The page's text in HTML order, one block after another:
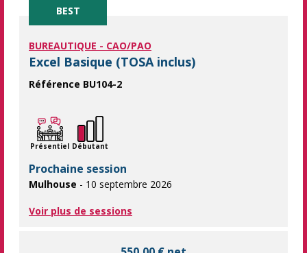
BEST
BUREAUTIQUE - CAO/PAO
Excel Basique (TOSA inclus)
Référence BU104-2
Présentiel Débutant
Prochaine session
Mulhouse - 10 septembre 2026
Voir plus de sessions